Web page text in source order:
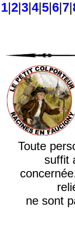
1 2 3 4| 5 6 7
Toute
suffit
ne sont